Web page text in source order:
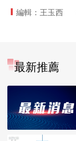
編輯：王玉西
最新推薦